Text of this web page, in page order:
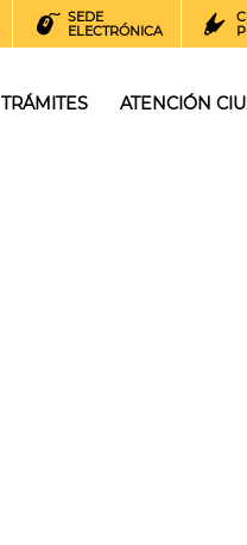
SEDE
ELECTRÓNICA
TRÁMITES ATENCIÓN